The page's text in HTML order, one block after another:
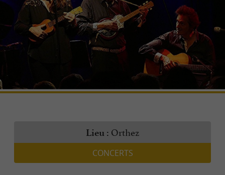
Lieu : Orthez
CONCERTS